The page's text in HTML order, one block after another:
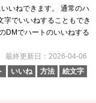
いねできます。 通常のハ
字でいいねすることもでき
DMでハートのいいねする
最終更新日：2026-04-06
いいね 方法 絵文字